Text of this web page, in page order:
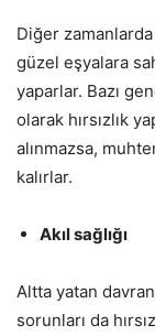
Diğer
güzel eşyalara
yaparlar. Bazı
olarak hırsızlık
alınmazsa,
kalırlar.
Akıl sağlığı
Altta yatan
sorunları da